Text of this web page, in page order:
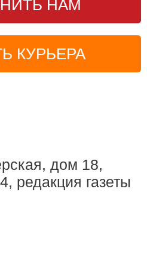
НАМ
КУРЬЕРА
дом 18,
редакция газеты